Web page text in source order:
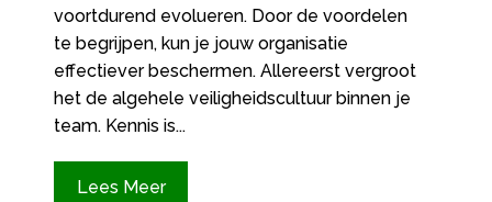
voortdurend evolueren. Door de voordelen
te begrijpen, kun je jouw organisatie
effectiever beschermen. Allereerst vergroot
het de algehele veiligheidscultuur binnen je
team. Kennis is...
Lees Meer